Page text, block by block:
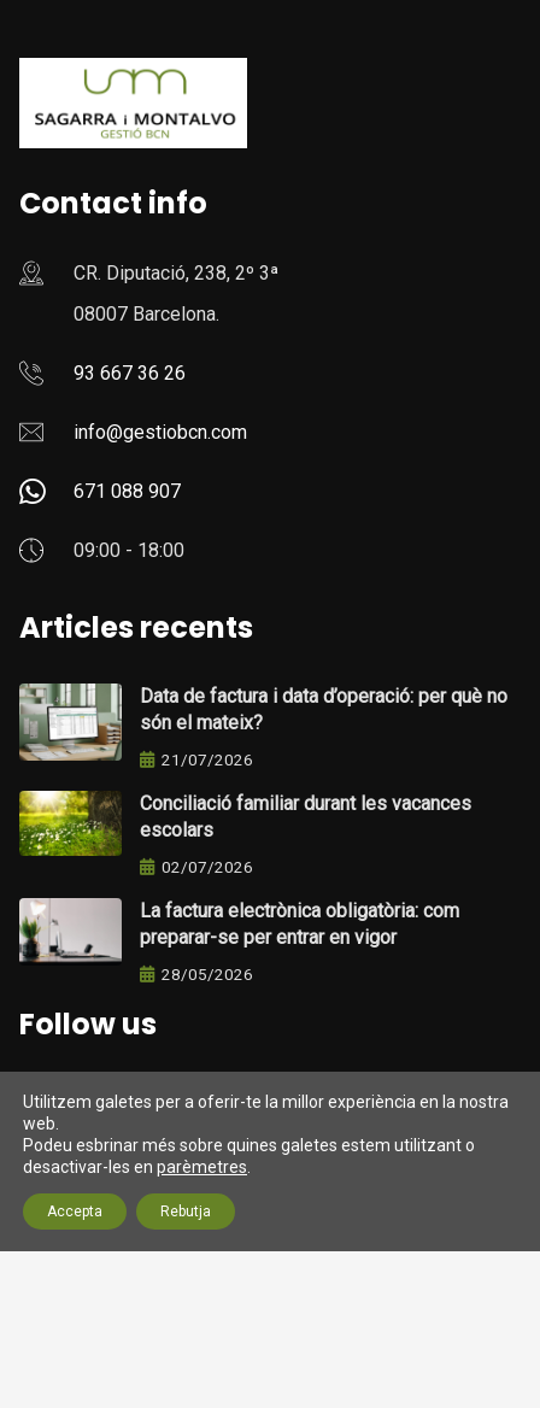
Contact info
CR. Diputació, 238, 2º 3ª
08007 Barcelona.
93 667 36 26
info@gestiobcn.com
671 088 907
09:00 - 18:00
Articles recents
Data de factura i data d’operació: per què no
són el mateix?
21/07/2026
Conciliació familiar durant les vacances
escolars
02/07/2026
La factura electrònica obligatòria: com
preparar-se per entrar en vigor
28/05/2026
Follow us
Darrers tweets
Tweets from https://twitter.com/twitter/lists/official-
twitter-accts
Utilitzem galetes per a oferir-te la millor experiència en la nostra
web.
Podeu esbrinar més sobre quines galetes estem utilitzant o
desactivar-les en parèmetres
Accepta Rebutja